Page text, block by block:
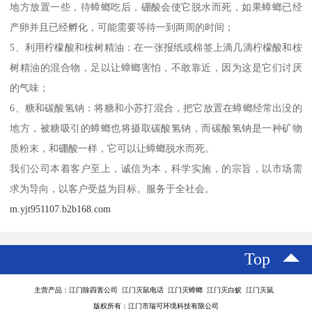
地方放置一些，待蟑螂吃后，硼酸会使它脱水而死，如果蟑螂已经
产卵并且已经孵化，可能需要等待一到两周的时间；
5、利用柠檬酸和桉树精油：在一张报纸或棉签上滴几滴柠檬酸和桉
树精油的混合物，足以让蟑螂害怕，不敢靠近，因为这是它们讨厌
的气味；
6、糖和碳酸氢钠：将糖和小苏打混合，把它放置在蟑螂经常出没的
地方，被糖吸引的蟑螂也将摄取碳酸氢钠，而碳酸氢钠是一种矿物
质粉末，和硼酸一样，它可以让蟑螂脱水而死。
我们公司本着客户至上，诚信为本，科学实施，的宗旨，以市场需
求为导向，以客户受益为目标。服务于全社会。
m.yjt951107.b2b168.com
Top
主营产品：江门除四害公司 江门灭鼠电话 江门灭蟑螂 江门灭白蚁 江门灭鼠
版权所有：江门市瑞可环境科技有限公司